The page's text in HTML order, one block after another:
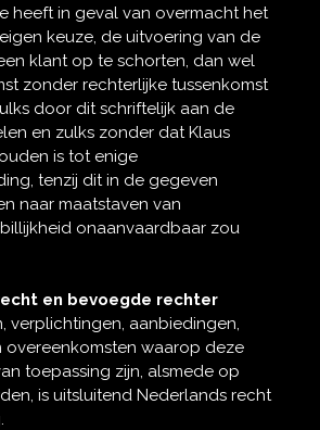
heeft in geval van overmacht het
keuze, de uitvoering van de
klant op te schorten, dan wel
zonder rechterlijke tussenkomst
door dit schriftelijk aan de
en zulks zonder dat Klaus
is tot enige
tenzij dit in de gegeven
naar maatstaven van
onaanvaardbaar zou
en bevoegde rechter
verplichtingen, aanbiedingen,
overeenkomsten waarop deze
toepassing zijn, alsmede op
is uitsluitend Nederlands recht